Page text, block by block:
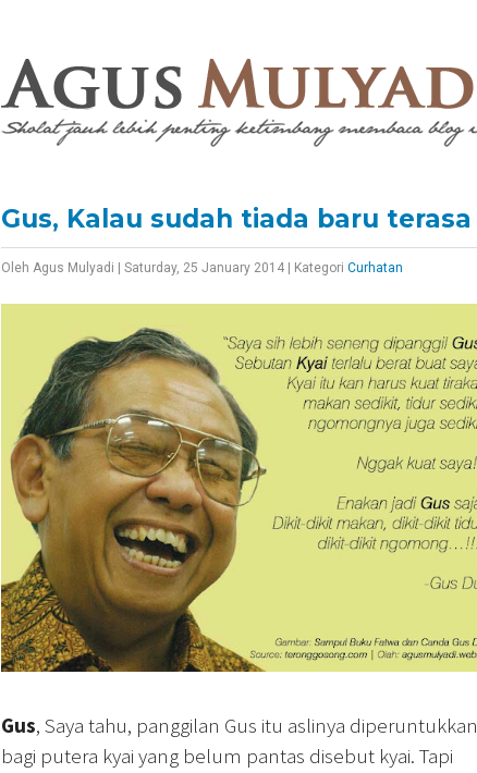
Gus, Kalau sudah tiada baru terasa
Oleh Agus Mulyadi Saturday, 25 January 2014 Kategori Curhatan
Gus, Saya tahu, panggilan Gus itu aslinya diperuntukkan
bagi putera kyai yang belum pantas disebut kyai. Tapi